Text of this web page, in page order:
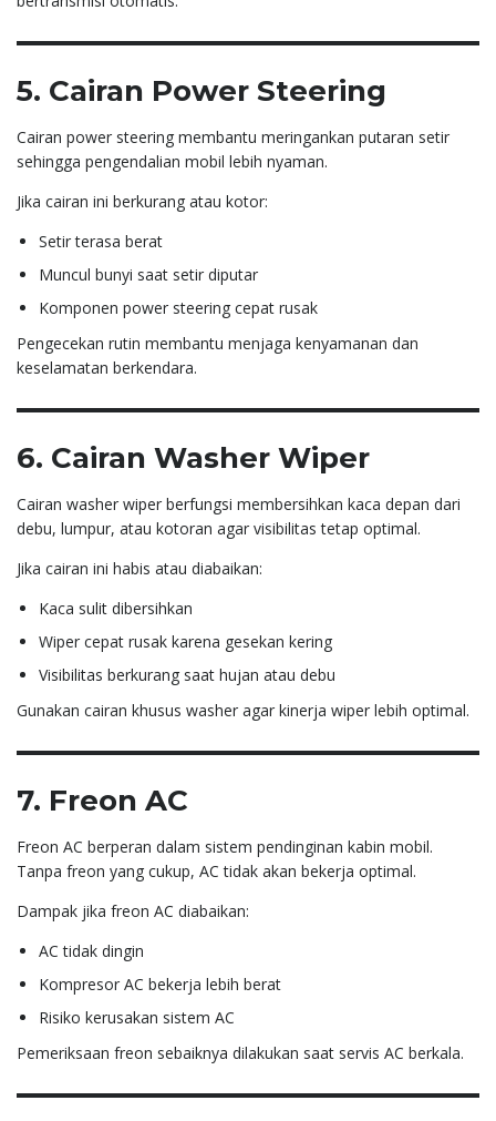
5. Cairan Power Steering
Cairan power steering membantu meringankan putaran setir
sehingga pengendalian mobil lebih nyaman.
Jika cairan ini berkurang atau kotor:
Setir terasa berat
Muncul bunyi saat setir diputar
Komponen power steering cepat rusak
Pengecekan rutin membantu menjaga kenyamanan dan
keselamatan berkendara.
6. Cairan Washer Wiper
Cairan washer wiper berfungsi membersihkan kaca depan dari
debu, lumpur, atau kotoran agar visibilitas tetap optimal.
Jika cairan ini habis atau diabaikan:
Kaca sulit dibersihkan
Wiper cepat rusak karena gesekan kering
Visibilitas berkurang saat hujan atau debu
Gunakan cairan khusus washer agar kinerja wiper lebih optimal.
7. Freon AC
Freon AC berperan dalam sistem pendinginan kabin mobil.
Tanpa freon yang cukup, AC tidak akan bekerja optimal.
Dampak jika freon AC diabaikan:
AC tidak dingin
Kompresor AC bekerja lebih berat
Risiko kerusakan sistem AC
Pemeriksaan freon sebaiknya dilakukan saat servis AC berkala.